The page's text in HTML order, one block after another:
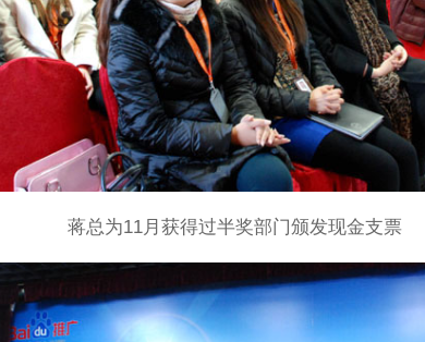
蒋总为11月获得过半奖部门颁发现金支票
得
断网站
得专家对您网站的全面诊断服务，我们不同于传统建站公司仅
一些通用的、浅显的建议。
可能让您错过的增长点
挖掘出有利于转化率提升的指标，还将详细说明您网站可以改
切地方。